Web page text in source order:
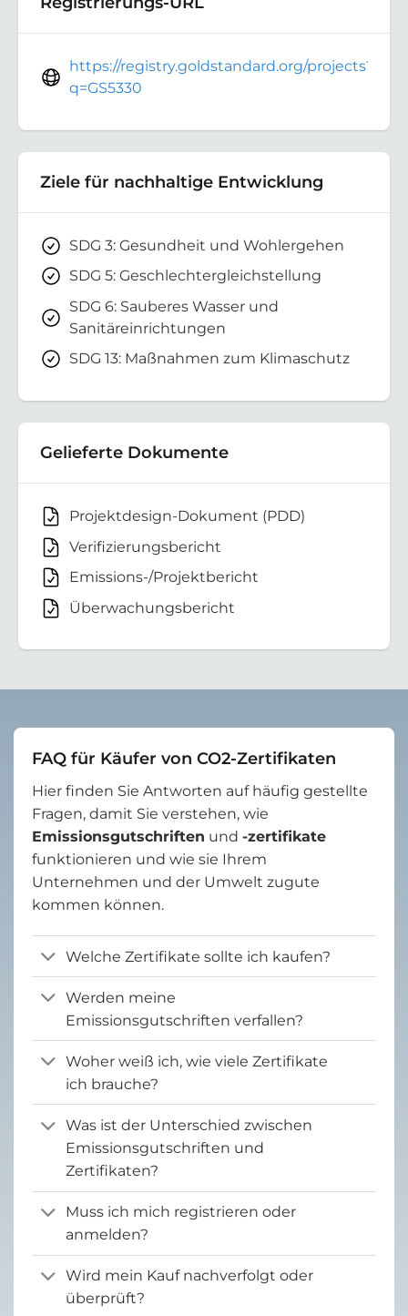
https://registry.goldstandard.org/projects?
q=GS5330
Ziele für nachhaltige Entwicklung
SDG 3: Gesundheit und Wohlergehen
SDG 5: Geschlechtergleichstellung
SDG 6: Sauberes Wasser und
Sanitäreinrichtungen
SDG 13: Maßnahmen zum Klimaschutz
Gelieferte Dokumente
Projektdesign-Dokument (PDD)
Verifizierungsbericht
Emissions-/Projektbericht
Überwachungsbericht
FAQ für Käufer von CO2-Zertifikaten
Hier finden Sie Antworten auf häufig gestellte
Fragen, damit Sie verstehen, wie
Emissionsgutschriften und -zertifikate
funktionieren und wie sie Ihrem
Unternehmen und der Umwelt zugute
kommen können.
Welche Zertifikate sollte ich kaufen?
Werden meine
Emissionsgutschriften verfallen?
Woher weiß ich, wie viele Zertifikate
ich brauche?
Was ist der Unterschied zwischen
Emissionsgutschriften und
Zertifikaten?
Muss ich mich registrieren oder
anmelden?
Wird mein Kauf nachverfolgt oder
überprüft?